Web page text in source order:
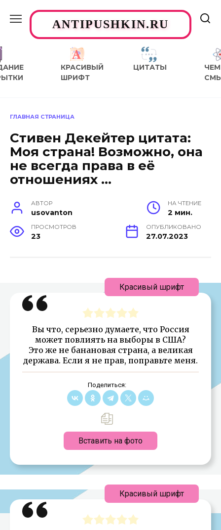
содержаниюANTIPUSHKIN.RU
КРАСИВЫЙ
ШРИФТ
ЦИТАТЫ
ЧЕМ
ГЛАВНАЯ СТРАНИЦА
Стивен Декейтер цитата:
Моя страна! Возможно, она
не всегда права в её
отношениях …
АВТОР
usovanton
НА ЧТЕНИЕ
2 мин.
ПРОСМОТРОВ
23
ОПУБЛИКОВАНО
27.07.2023
Вы что, серьезно думаете, что Россия
может повлиять на выборы в США?
Это же не банановая страна, а великая
держава. Если я не прав, поправьте меня.
Поделиться:
Вставить на фото
Красивый шрифт
Красивый шрифт